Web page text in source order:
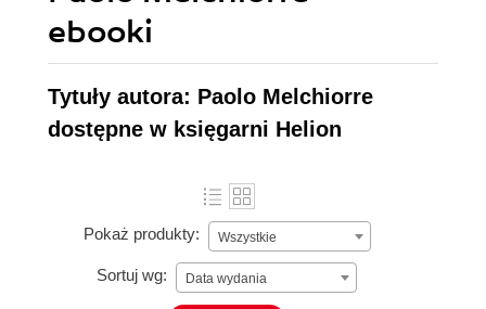
ebooki
Tytuły autora: Paolo Melchiorre
dostępne w księgarni Helion
Pokaż produkty: Wszystkie
Sortuj wg: Data wydania